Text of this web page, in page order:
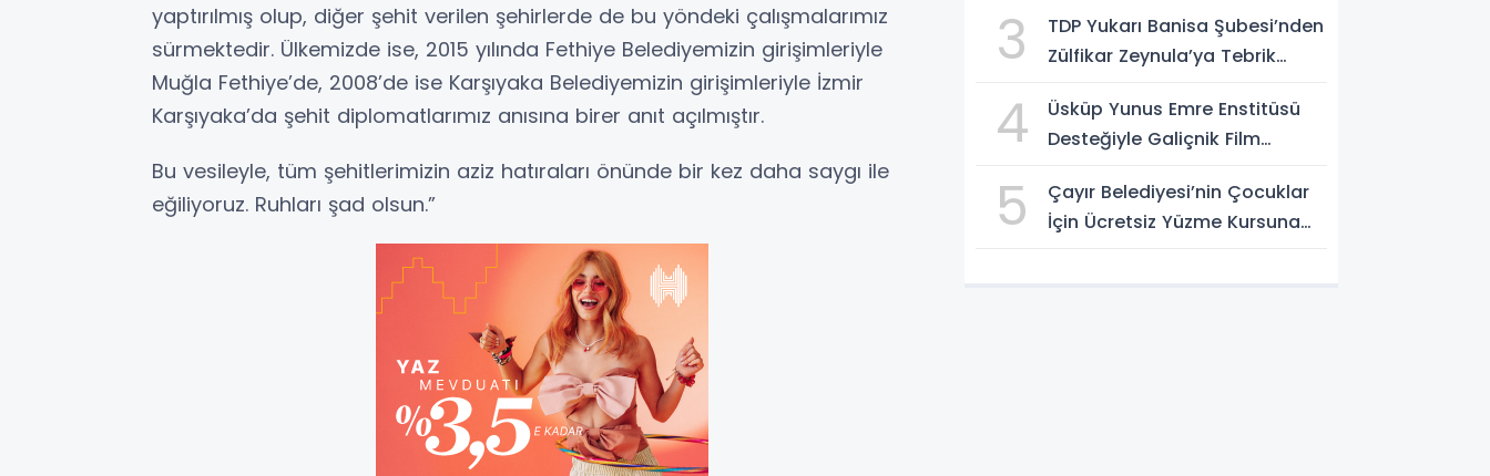
yaptırılmış olup, diğer şehit verilen şehirlerde de bu yöndeki çalışmalarımız
sürmektedir. Ülkemizde ise, 2015 yılında Fethiye Belediyemizin girişimleriyle
Muğla Fethiye’de, 2008’de ise Karşıyaka Belediyemizin girişimleriyle İzmir
Karşıyaka’da şehit diplomatlarımız anısına birer anıt açılmıştır.
Bu vesileyle, tüm şehitlerimizin aziz hatıraları önünde bir kez daha saygı ile
eğiliyoruz. Ruhları şad olsun.”
3
TDP Yukarı Banisa Şubesi’nden
Zülfikar Zeynula’ya Tebrik
4
Üsküp Yunus Emre Enstitüsü
Desteğiyle Galiçnik Film
5
Çayır Belediyesi’nin Çocuklar
İçin Ücretsiz Yüzme Kursuna